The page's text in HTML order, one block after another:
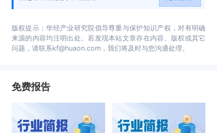
版权提示：华经产业研究院倡导尊重与保护知识产权，对有明确
来源的内容均注明出处。若发现本站文章存在内容、版权或其它
问题，请联系kf@huaon.com，我们将及时与您沟通处理。
免费报告